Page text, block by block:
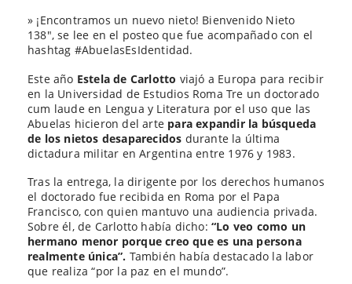
» ¡Encontramos un nuevo nieto! Bienvenido Nieto
138″, se lee en el posteo que fue acompañado con el
hashtag #AbuelasEsIdentidad.
Este año Estela de Carlotto viajó a Europa para recibir
en la Universidad de Estudios Roma Tre un doctorado
cum laude en Lengua y Literatura por el uso que las
Abuelas hicieron del arte para expandir la búsqueda
de los nietos desaparecidos durante la última
dictadura militar en Argentina entre 1976 y 1983.
Tras la entrega, la dirigente por los derechos humanos
el doctorado fue recibida en Roma por el Papa
Francisco, con quien mantuvo una audiencia privada.
Sobre él, de Carlotto había dicho: “Lo veo como un
hermano menor porque creo que es una persona
realmente única”. También había destacado la labor
que realiza “por la paz en el mundo”.